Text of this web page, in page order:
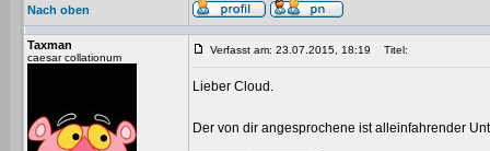
Nach oben
Taxman
caesar collationum
Verfasst am: 23.07.2015, 18:19 Titel:
Lieber Cloud.
Der von dir angesprochene ist alleinfahrender